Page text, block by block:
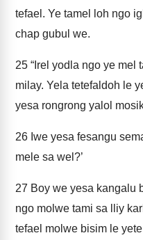
tefael. Ye tamel loh ngo
chap gubul we.
25 “Irel yodla ngo ye mel
milay. Yela tetefaldoh le
yesa rongrong yalol
26 Iwe yesa fesangu
mele sa wel?’
27 Boy we yesa kangalu
ngo molwe tami sa lliy
tefael molwe bisim le yete